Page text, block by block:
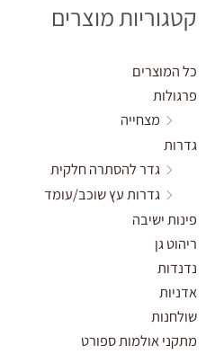
קטגוריות מוצרים
כל המוצרים
פרגולות
מצחייה
גדרות
גדר להסתרה חלקית
גדרות עץ שוכב/עומד
פינות ישיבה
ריהוט גן
נדנדות
אדניות
שולחנות
מתקני אולמות ספורט